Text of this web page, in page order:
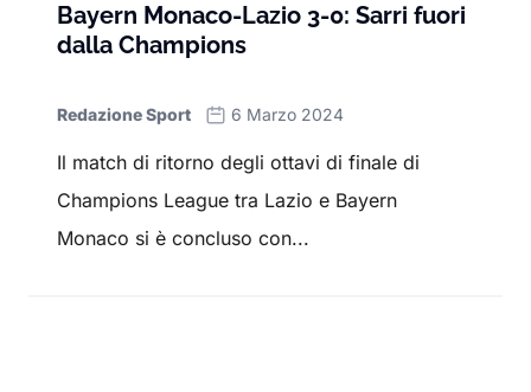
Bayern Monaco-Lazio 3-0: Sarri fuori
dalla Champions
Redazione Sport 6 Marzo 2024
Il match di ritorno degli ottavi di finale di
Champions League tra Lazio e Bayern
Monaco si è concluso con...